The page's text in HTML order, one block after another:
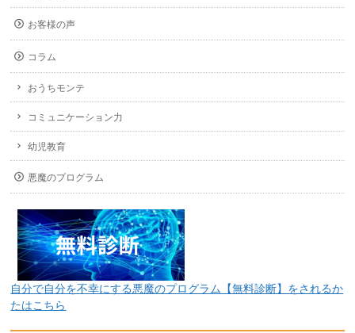
お客様の声
コラム
おうちモンテ
コミュニケーション力
幼児教育
悪魔のプログラム
自分で自分を不幸にする悪魔のプログラム【無料診断】をされるか
たはこちら